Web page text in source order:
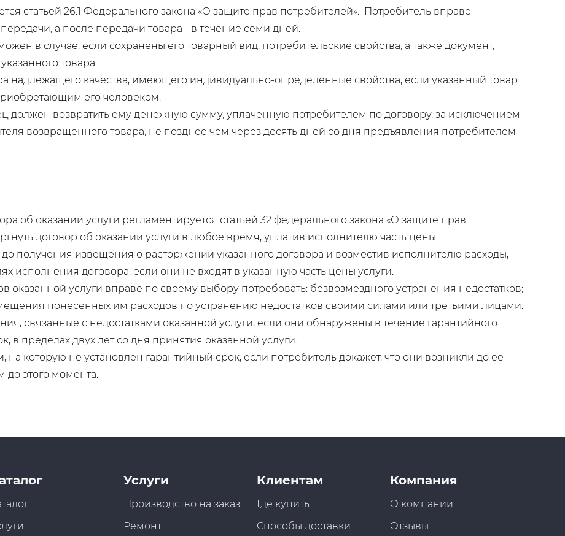
статьей 26.1 Федерального закона «О защите прав потребителей». Потребитель вправе
а после передачи товара - в течение семи дней.
в случае, если сохранены его товарный вид, потребительские свойства, а также документ,
товара.
надлежащего качества, имеющего индивидуально-определенные свойства, если указанный товар
его человеком.
должен возвратить ему денежную сумму, уплаченную потребителем по договору, за исключением
возвращенного товара, не позднее чем через десять дней со дня предъявления потребителем
об оказании услуги регламентируется статьей 32 федерального закона «О защите прав
договор об оказании услуги в любое время, уплатив исполнителю часть цены
получения извещения о расторжении указанного договора и возместив исполнителю расходы,
исполнения договора, если они не входят в указанную часть цены услуги.
оказанной услуги вправе по своему выбору потребовать: безвозмездного устранения недостатков;
понесенных им расходов по устранению недостатков своими силами или третьими лицами.
связанные с недостатками оказанной услуги, если они обнаружены в течение гарантийного
в пределах двух лет со дня принятия оказанной услуги.
на которую не установлен гарантийный срок, если потребитель докажет, что они возникли до ее
этого момента.
Услуги
Производство на заказ
Ремонт
Клиентам
Где купить
Способы доставки
Компания
О компании
Отзывы